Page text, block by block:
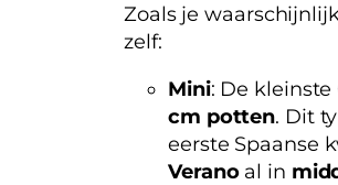
Zoals je
zelf:
Mini: De
cm potten. Dit
eerste Spaanse
Veranoal in